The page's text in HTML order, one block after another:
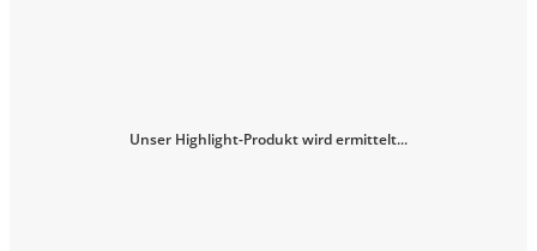
Unser Highlight-Produkt wird ermittelt...